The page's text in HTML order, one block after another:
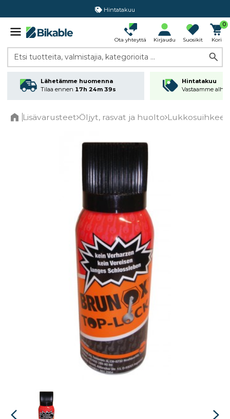
Hintatakuu
Ota yhteyttä Kirjaudu Suosikit
0
Kori
Etsi tuotteita, valmistajia, kategorioita ...
Lähetämme huomenna
Tilaa ennen 17h 24m 38s
Hintatakuu
Vastaamme
Lisävarusteet Öljyt, rasvat ja huolto Lukkosuihkeet